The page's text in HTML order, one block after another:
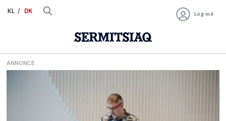
KL DK Log ind
Tag:
demokrati
ANNONCE